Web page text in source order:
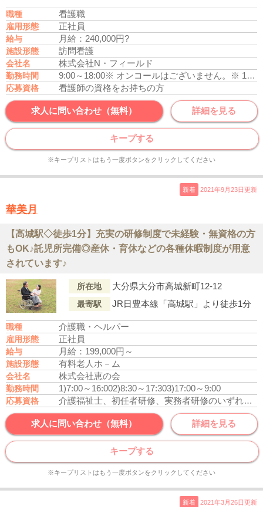
職種 看護職
雇用形態 正社員
給与 月給：240,000円?
施設形態 訪問看護
会社名 株式会社N・フィールド
勤務時間 9:00～18:00※ オンコールはございません。 ※ 17時までの時短勤務は応相談（幼少の子供を養育している方）
応募資格 看護師の資格をお持ちの方
求人に問い合わせ（無料） 詳細を見る
キープする
※キープリストはもう一度ボタンをクリックしてください
新着 2021年9月23日更新
華美月
【高城駅◇徒歩1分】充実の研修制度で未経験・無資格の方
もOK♪託児所完備◎産休・育休などの各種休暇制度が用意
されています♪
所在地 大分県大分市高城新町12-12
最寄駅 JR日豊本線「高城駅」より徒歩1分
職種 介護職・ヘルパー
雇用形態 正社員
給与 月給：199,000円～
施設形態 有料老人ホ－ム
会社名 株式会社恵の会
勤務時間 1)7:00～16:002)8:30～17:303)17:00～9:00
応募資格 介護福祉士、初任者研修、実務者研修のいずれかの資格をお持ちの方
求人に問い合わせ（無料） 詳細を見る
キープする
※キープリストはもう一度ボタンをクリックしてください
新着 2021年3月26日更新